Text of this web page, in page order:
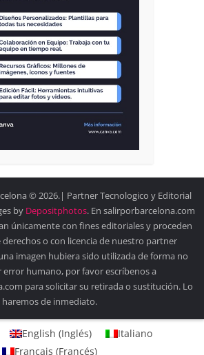
© 2026.| Partner Tecnologico y Editorial
by Depositphotos. En salirporbarcelona.com
únicamente con fines editoriales y proceden
derechos o con licencia de nuestro partner
imagen hubiera sido utilizada de forma no
humano, por favor escríbenos a
para solicitar su retirada o sustitución. Lo
haremos de inmediato.
English (Inglés)
Italiano
Français (Francés)